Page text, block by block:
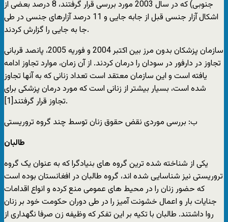
جنوبی) که در سال 2003 مورد بررسی قرار گرفتند، 8 درصد بعضی از
اشکال آزار جنسی قبل از جابه جایی و 11 درصد آزارهای جنسی در طی
جا به جایی را گزارش کردند.
سازمان پزشکان بدون مرز بین اکتبر 2004 و فوریه 2005، پانصد قربانی
تجاوز در دارفور در سودان را درمان کردند. از آن زمان، موارد تجاوز ادامه
یافته است و این سازمان معتقد است تعداد زنانی که به آنها تجاوز
شده است، بسیار بیشتر از زنانی است که مورد درمان پزشکی برای
تجاوز قرار گرفتند[1].
ب: بررسی موردی نقض حقوق زنان توسط چند گروه تروریستی
طالبان
یکی از شناخته شده ترین گروه های بنیادگرا که به عنوان یک گروه
تروریستی نیز شناسایی شده اند، گروه طالبان در افغانستان بوده است
که حضور زنان را در محیط های عمومی منع کرده و انواع اقدامات
جنایات بار و اعمال خشونت آمیز را در طی دوران حکومت خود بر زنان
روا داشتند. طالبان با تکیه بر این تفکر که وظیفه زن صرفا نگهداری از